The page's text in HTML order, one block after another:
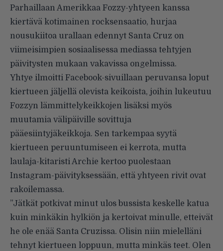
Parhaillaan Amerikkaa Fozzy-yhtyeen kanssa
kiertävä kotimainen rocksensaatio, hurjaa
nousukiitoa urallaan edennyt Santa Cruz on
viimeisimpien sosiaalisessa mediassa tehtyjen
päivitysten mukaan vakavissa ongelmissa.
Yhtye ilmoitti Facebook-sivuillaan peruvansa loput
kiertueen jäljellä olevista keikoista, joihin lukeutuu
Fozzyn lämmittelykeikkojen lisäksi myös
muutamia välipäiville sovittuja
pääesiintyjäkeikkoja. Sen tarkempaa syytä
kiertueen peruuntumiseen ei kerrota, mutta
laulaja-kitaristi Archie kertoo puolestaan
Instagram-päivityksessään, että yhtyeen rivit ovat
rakoilemassa.
”Jätkät potkivat minut ulos bussista keskelle katua
kuin minkäkin hylkiön ja kertoivat minulle, etteivät
he ole enää Santa Cruzissa. Olisin niin mielelläni
tehnyt kiertueen loppuun, mutta minkäs teet. Olen